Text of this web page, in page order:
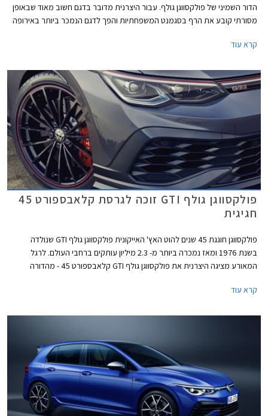
הדור השמיני של פולקסווגן גולף. עבור היצרנית מדובר בדגם חשוב מאוד שבאופן
מסורתי קובע את הרף בסגמנט המשפחתיות והפך לדגם הנמכר ביותר באירופה
פולקסווגן שומר על אותו מתכון מוצלח אך מותאם לזמננו וכולל תא נוסעים חדשני
ומערכות בטיחות אקטיביות מתקדמות המאפשרות נהיגה חצי-אוטונומית.
קרא עוד
פולקסווגן גולף GTI זוכה לגרסת קלאבספורט 45
חגיגית
פולקסווגן חוגגת 45 שנים להוט האץ' האייקונית פולקסווגן גולף GTI שנולדה
בשנת 1976 ומאז נמכרה ביותר מ- 2.3 מיליון עותקים ברחבי העולם. לרגל
המאורע מציגה היצרנית את פולקסווגן גולף GTI קלאבספורט 45 - מהדורה
אדום, ספוילר אחורי מוגדל, מראות בצבע שחור מבריק, ומדבקות מעוצבות
קרא עוד